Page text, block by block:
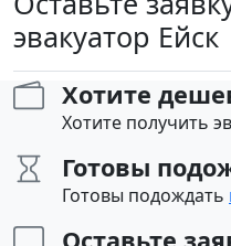
эвакуатор Ейск
Хотите
Хотите получить
Готовы
Готовы подождать